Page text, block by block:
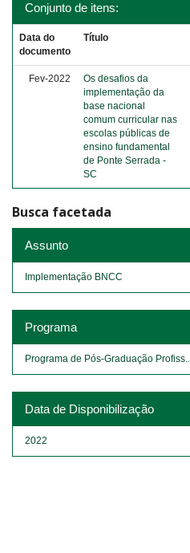
Conjunto de itens:
Data do
documento
Título
Fev-2022
Os desafios da
implementação da
base nacional
comum curricular nas
escolas públicas de
ensino fundamental
de Ponte Serrada -
SC
Busca facetada
Assunto
Implementação BNCC
Programa
Programa de Pós-Graduação Profiss...
Data de Disponibilização
2022